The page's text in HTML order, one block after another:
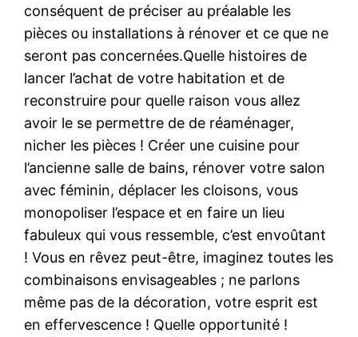
conséquent de préciser au préalable les
pièces ou installations à rénover et ce que ne
seront pas concernées.Quelle histoires de
lancer l’achat de votre habitation et de
reconstruire pour quelle raison vous allez
avoir le se permettre de de réaménager,
nicher les pièces ! Créer une cuisine pour
l’ancienne salle de bains, rénover votre salon
avec féminin, déplacer les cloisons, vous
monopoliser l’espace et en faire un lieu
fabuleux qui vous ressemble, c’est envoûtant
! Vous en rêvez peut-être, imaginez toutes les
combinaisons envisageables ; ne parlons
même pas de la décoration, votre esprit est
en effervescence ! Quelle opportunité !